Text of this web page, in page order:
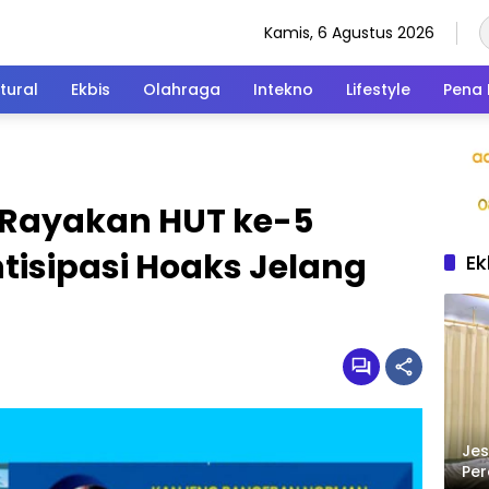
Kamis, 6 Agustus 2026
Ekbis Olahraga Intekno Lifestyle Pena
HUT ke-5
Hoaks Jelang